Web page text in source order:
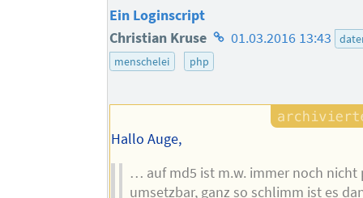
Ein Loginscript
Christian Kruse Homepage
des
01.03.2016 13:43
menschelei
php
Hallo Auge,
… auf md5 ist m.w. immer noch nicht
umsetzbar, ganz so schlimm ist es